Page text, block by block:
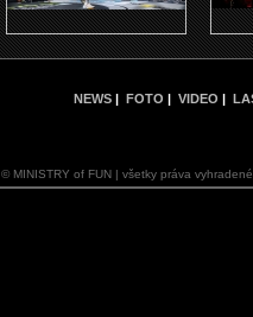
NEWS | FOTO | VIDEO |
© MINISTRY of FUN | všetky práva